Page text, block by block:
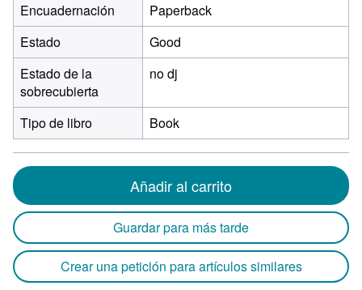
Encuadernación
Paperback
Estado
Good
Estado de la
sobrecubierta
no dj
Tipo de libro Book
Añadir al carrito
Guardar para más tarde
Crear una petición para artículos similares